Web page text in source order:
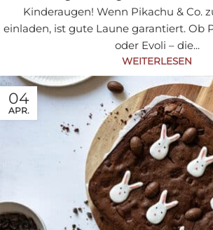
Kinderaugen! Wenn Pikachu & Co.
einladen, ist gute Laune garantiert. Ob
oder Evoli – die...
WEITERLESEN
04
APR.